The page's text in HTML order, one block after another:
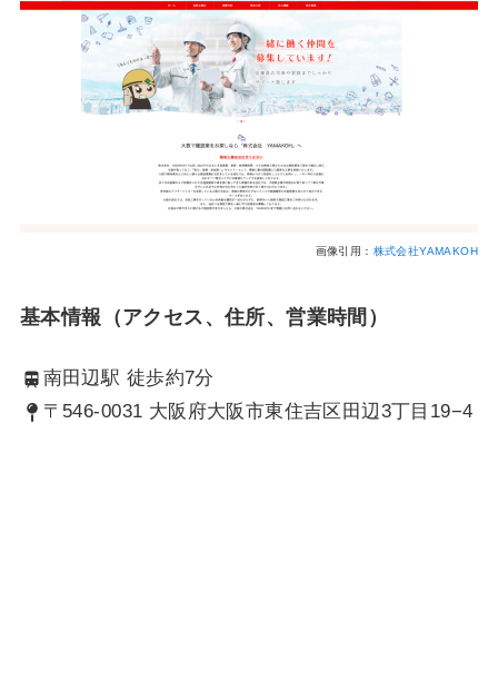
画像引用： 株式会社YAMAKOH
基本情報（アクセス、住所、営業時間）
南田辺駅 徒歩約7分
〒546-0031 大阪府大阪市東住吉区田辺3丁目19−4